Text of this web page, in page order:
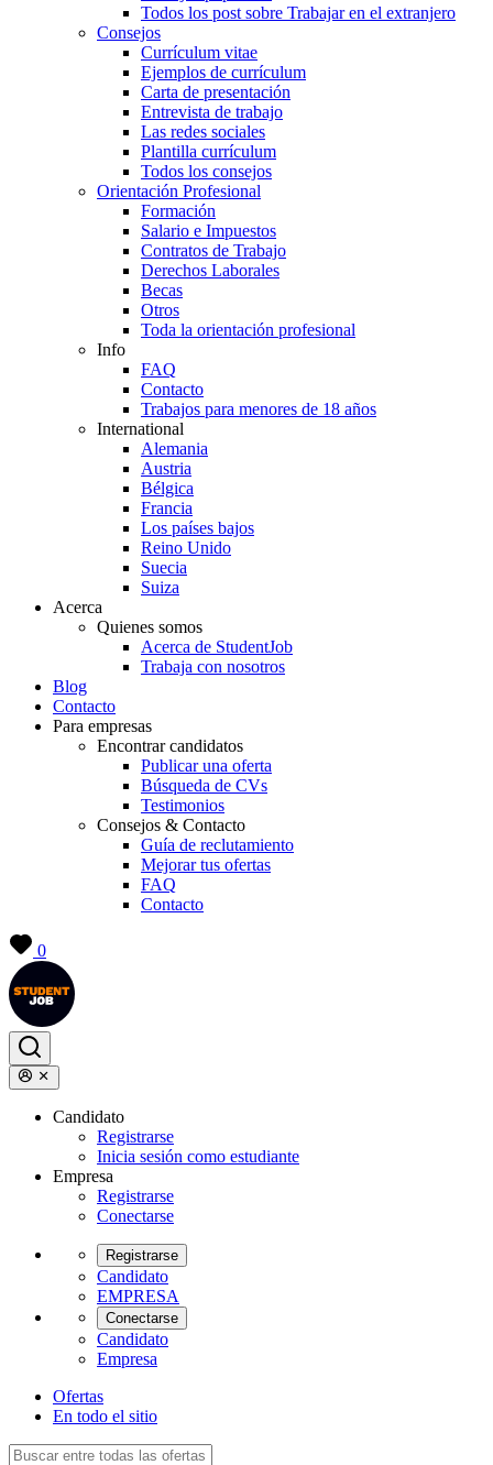
Todos los post sobre Trabajar en el extranjero
Consejos
Currículum vitae
Ejemplos de currículum
Carta de presentación
Entrevista de trabajo
Las redes sociales
Plantilla currículum
Todos los consejos
Orientación Profesional
Formación
Salario e Impuestos
Contratos de Trabajo
Derechos Laborales
Becas
Otros
Toda la orientación profesional
Info
FAQ
Contacto
Trabajos para menores de 18 años
International
Alemania
Austria
Bélgica
Francia
Los países bajos
Reino Unido
Suecia
Suiza
Acerca
Quienes somos
Acerca de StudentJob
Trabaja con nosotros
Blog
Contacto
Para empresas
Encontrar candidatos
Publicar una oferta
Búsqueda de CVs
Testimonios
Consejos & Contacto
Guía de reclutamiento
Mejorar tus ofertas
FAQ
Contacto
0
Candidato
Registrarse
Inicia sesión como estudiante
Empresa
Registrarse
Conectarse
Registrarse
Candidato
EMPRESA
Conectarse
Candidato
Empresa
Ofertas
En todo el sitio